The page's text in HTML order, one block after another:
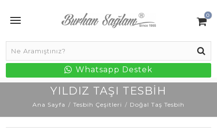
0
Whatsapp Destek
YILDIZ TAŞI TESBIH
Ana Sayfa Tesbih Çeşitleri Doğal Taş Tesbih